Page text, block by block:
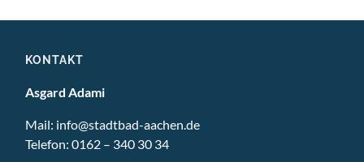
KONTAKT
Asgard Adami
Mail: info@stadtbad-aachen.de
Telefon:0162 – 340 30 34